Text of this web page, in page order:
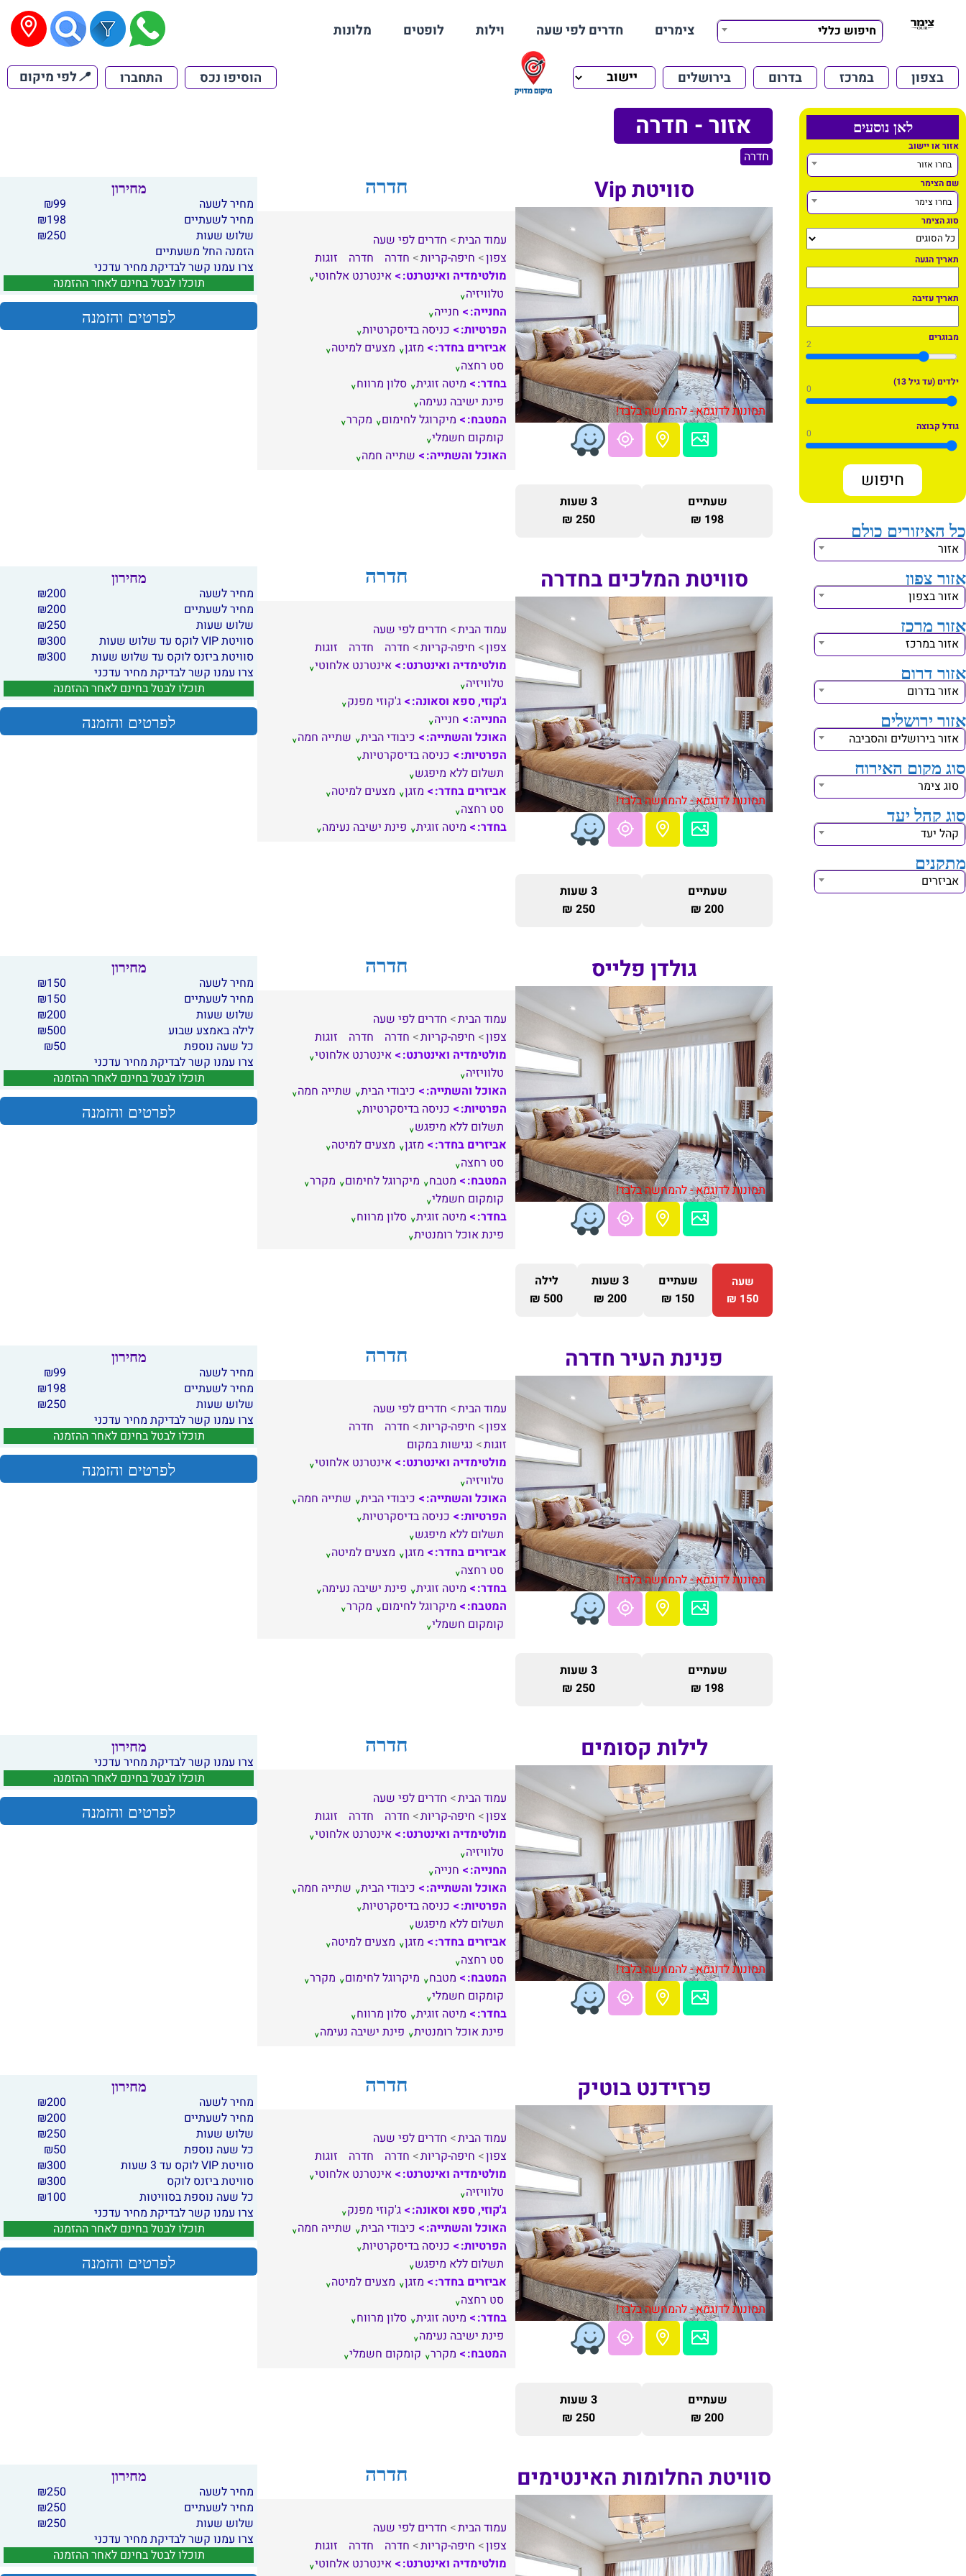
חיפוש כללי צימרים חדרים לפי שעה וילות לופטים מלונות
בצפון במרכז בדרום בירושלים הוסיפו נכס התחברו 📍לפי מיקום
לאן נוסעים
אזור או יישוב
בחרו אזור
שם הצימר
בחרו צימר
סוג הצימר
תאריך הגעה
תאריך עזיבה
מבוגרים
2
ילדים (עד גיל 13)
0
גודל קבוצה
0
כל האיזורים כולם
אזור
אזור צפון
אזור בצפון
אזור מרכז
אזור במרכז
אזור דרום
אזור בדרום
אזור ירושלים
אזור בירושלים והסביבה
סוג מקום האירוח
סוג צימר
סוג קהל יעד
קהל יעד
מתקנים
אביזרים
אזור - חדרה
חדרה
סוויטת Vip
תמונות לדוגמא - להמחשה בלבד!
שעתיים
198 ₪
3 שעות
250 ₪
חדרה
עמוד הבית
חדרים לפי שעה
צפון
חיפה-קריות חדרה חדרה
זוגות
מולטימדיה ואינטרנט:
אינטרנט אלחוטי
טלוויזיה
החנייה:
חנייה
הפרטיות:
כניסה בדיסקרטיות
אביזרים בחדר:
מזגן מצעים למיטה
סט רחצה
בחדר:
מיטה זוגית סלון מרווח
פינת ישיבה נעימה
המטבח:
מיקרוגל לחימום
מקרר
קומקום חשמלי
האוכל והשתייה:
שתייה חמה
מחירון
מחיר לשעה 99
₪
מחיר לשעתיים
198
₪
שלוש שעות
250
₪
הזמנה החל משעתיים
צרו עמנו קשר לבדיקת מחיר עדכני
תוכלו לבטל בחינם לאחר ההזמנה
לפרטים והזמנה
סוויטת המלכים בחדרה
תמונות לדוגמא - להמחשה בלבד!
שעתיים
200 ₪
3 שעות
250 ₪
חדרה
עמוד הבית
חדרים לפי שעה
צפון
חיפה-קריות חדרה חדרה
זוגות
מולטימדיה ואינטרנט:
אינטרנט אלחוטי
טלוויזיה
ג'קוזי, ספא וסאונה:
ג'קוזי מפנק
החנייה:
חנייה
האוכל והשתייה:
כיבודי הבית שתייה חמה
הפרטיות:
כניסה בדיסקרטיות
תשלום ללא מיפגש
אביזרים בחדר:
מזגן מצעים למיטה
סט רחצה
בחדר:
מיטה זוגית פינת ישיבה נעימה
מחירון
מחיר לשעה 200
₪
מחיר לשעתיים
200
₪
שלוש שעות
250
₪
סוויטת VIP לוקס עד שלוש שעות
300
₪
סוויטת ביזנס לוקס עד שלוש שעות
300
₪
צרו עמנו קשר לבדיקת מחיר עדכני
תוכלו לבטל בחינם לאחר ההזמנה
לפרטים והזמנה
גולדן פלייס
תמונות לדוגמא - להמחשה בלבד!
שעה
150 ₪
שעתיים
150 ₪
3 שעות
200 ₪
לילה
500 ₪
חדרה
עמוד הבית
חדרים לפי שעה
צפון
חיפה-קריות חדרה חדרה
זוגות
מולטימדיה ואינטרנט:
אינטרנט אלחוטי
טלוויזיה
האוכל והשתייה:
כיבודי הבית שתייה חמה
הפרטיות:
כניסה בדיסקרטיות
תשלום ללא מיפגש
אביזרים בחדר:
מזגן מצעים למיטה
סט רחצה
המטבח:
מטבח מיקרוגל לחימום
מקרר
קומקום חשמלי
בחדר:
מיטה זוגית סלון מרווח
פינת אוכל רומנטית
מחירון
מחיר לשעה 150
₪
מחיר לשעתיים
150
₪
שלוש שעות
200
₪
לילה באמצע שבוע
500
₪
כל שעה נוספת
50
₪
צרו עמנו קשר לבדיקת מחיר עדכני
תוכלו לבטל בחינם לאחר ההזמנה
לפרטים והזמנה
פנינת העיר חדרה
תמונות לדוגמא - להמחשה בלבד!
שעתיים
198 ₪
3 שעות
250 ₪
חדרה
עמוד הבית
חדרים לפי שעה
צפון
חיפה-קריות חדרה
חדרה
זוגות
נגישות במקום
מולטימדיה ואינטרנט:
אינטרנט אלחוטי
טלוויזיה
האוכל והשתייה:
כיבודי הבית שתייה חמה
הפרטיות:
כניסה בדיסקרטיות
תשלום ללא מיפגש
אביזרים בחדר:
מזגן מצעים למיטה
סט רחצה
בחדר:
מיטה זוגית פינת ישיבה נעימה
המטבח:
מיקרוגל לחימום
מקרר
קומקום חשמלי
מחירון
מחיר לשעה 99
₪
מחיר לשעתיים
198
₪
שלוש שעות
250
₪
צרו עמנו קשר לבדיקת מחיר עדכני
תוכלו לבטל בחינם לאחר ההזמנה
לפרטים והזמנה
לילות קסומים
תמונות לדוגמא - להמחשה בלבד!
חדרה
עמוד הבית
חדרים לפי שעה
צפון
חיפה-קריות חדרה חדרה
זוגות
מולטימדיה ואינטרנט:
אינטרנט אלחוטי
טלוויזיה
החנייה:
חנייה
האוכל והשתייה:
כיבודי הבית שתייה חמה
הפרטיות:
כניסה בדיסקרטיות
תשלום ללא מיפגש
אביזרים בחדר:
מזגן מצעים למיטה
סט רחצה
המטבח:
מטבח מיקרוגל לחימום
מקרר
קומקום חשמלי
בחדר:
מיטה זוגית סלון מרווח
פינת אוכל רומנטית פינת ישיבה נעימה
מחירון
צרו עמנו קשר לבדיקת מחיר עדכני
תוכלו לבטל בחינם לאחר ההזמנה
לפרטים והזמנה
פרזידנט בוטיק
תמונות לדוגמא - להמחשה בלבד!
שעתיים
200 ₪
3 שעות
250 ₪
חדרה
עמוד הבית
חדרים לפי שעה
צפון
חיפה-קריות חדרה חדרה
זוגות
מולטימדיה ואינטרנט:
אינטרנט אלחוטי
טלוויזיה
ג'קוזי, ספא וסאונה:
ג'קוזי מפנק
האוכל והשתייה:
כיבודי הבית שתייה חמה
הפרטיות:
כניסה בדיסקרטיות
תשלום ללא מיפגש
אביזרים בחדר:
מזגן מצעים למיטה
סט רחצה
בחדר:
מיטה זוגית סלון מרווח
פינת ישיבה נעימה
המטבח:
מקרר קומקום חשמלי
מחירון
מחיר לשעה 200
₪
מחיר לשעתיים
200
₪
שלוש שעות
250
₪
כל שעה נוספת
50
₪
סוויטת VIP לוקס עד 3 שעות
300
₪
סוויטת ביזנס לוקס
300
₪
כל שעה נוספת בסוויטות
100
₪
צרו עמנו קשר לבדיקת מחיר עדכני
תוכלו לבטל בחינם לאחר ההזמנה
לפרטים והזמנה
סוויטת החלומות האינטימים חדרה
עמוד הבית
חדרים לפי שעה
צפון
חיפה-קריות חדרה חדרה
זוגות
מולטימדיה ואינטרנט:
אינטרנט אלחוטי
מחירון
מחיר לשעה 250
₪
מחיר לשעתיים
250
₪
שלוש שעות
250
₪
צרו עמנו קשר לבדיקת מחיר עדכני
תוכלו לבטל בחינם לאחר ההזמנה